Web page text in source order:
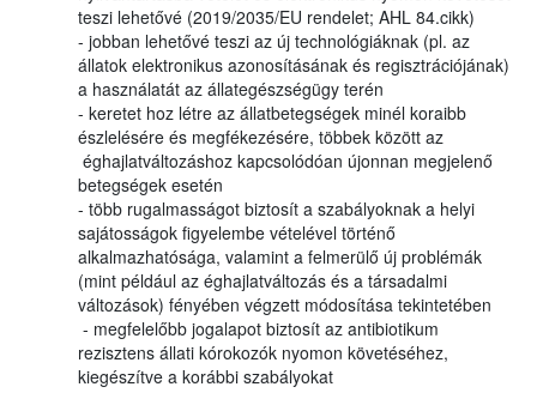
teszi lehetővé (2019/2035/EU rendelet; AHL 84.cikk)
- jobban lehetővé teszi az új technológiáknak (pl. az
állatok elektronikus azonosításának és regisztrációjának)
a használatát az állategészségügy terén
- keretet hoz létre az állatbetegségek minél koraibb
észlelésére és megfékezésére, többek között az
éghajlatváltozáshoz kapcsolódóan újonnan megjelenő
betegségek esetén
- több rugalmasságot biztosít a szabályoknak a helyi
sajátosságok figyelembe vételével történő
alkalmazhatósága, valamint a felmerülő új problémák
(mint például az éghajlatváltozás és a társadalmi
változások) fényében végzett módosítása tekintetében
- megfelelőbb jogalapot biztosít az antibiotikum
rezisztens állati kórokozók nyomon követéséhez,
kiegészítve a korábbi szabályokat